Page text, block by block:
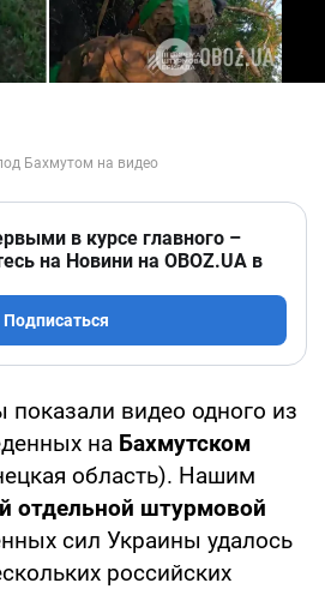
в курсе главного –
на Новини на OBOZ.UA в
Подписаться
показали видео одного из
на Бахмутском
область). Нашим
отдельной штурмовой
сил Украины удалось
российских